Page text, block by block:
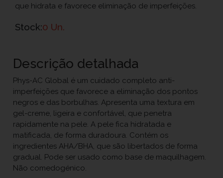
que hidrata e favorece eliminação de imperfeições.
Stock:0 Un.
Descrição detalhada
Phys-AC Global é um cuidado completo anti-
imperfeições que favorece a eliminação dos pontos
negros e das borbulhas. Apresenta uma textura em
gel-creme, ligeira e confortável, que penetra
rapidamente na pele. A pele fica hidratada e
matificada, de forma duradoura. Contém os
ingredientes AHA/BHA, que são libertados de forma
gradual. Pode ser usado como base de maquilhagem.
Não comedogénico.